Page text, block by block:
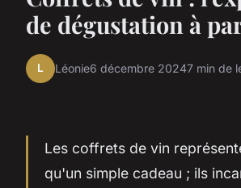
de dégustation à
L Léonie6 décembre 20247 min de
Les coffrets de vin
qu'un simple cadeau ; ils